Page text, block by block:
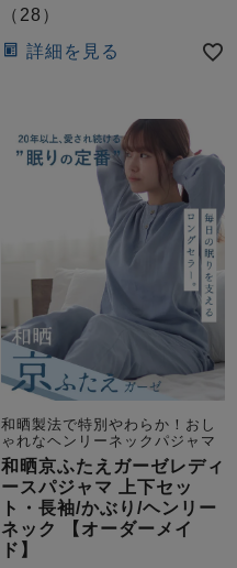
（ 28 ）
詳細を見る
和晒製法で特別やわらか！おし
ゃれなヘンリーネックパジャマ
和晒京ふたえガーゼレディ
ースパジャマ 上下セッ
ト・長袖/かぶり/ヘンリー
ネック 【オーダーメイ
ド】